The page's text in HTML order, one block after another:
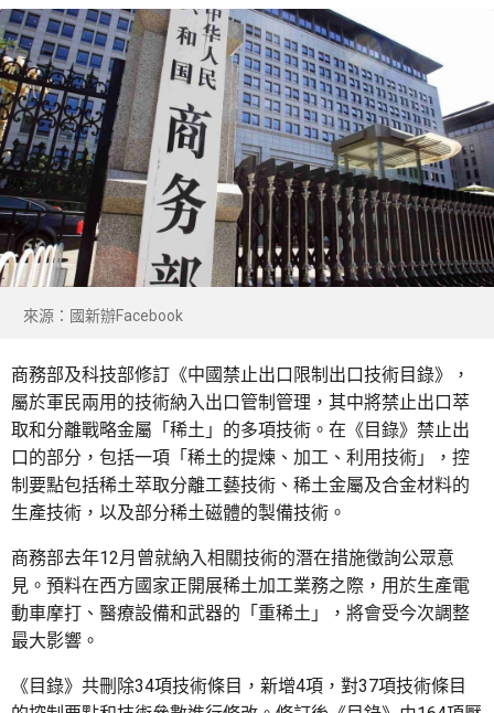
來源：國新辦Facebook
商務部及科技部修訂《中國禁止出口限制出口技術目錄》，
屬於軍民兩用的技術納入出口管制管理，其中將禁止出口萃
取和分離戰略金屬「稀土」的多項技術。在《目錄》禁止出
口的部分，包括一項「稀土的提煉、加工、利用技術」，控
制要點包括稀土萃取分離工藝技術、稀土金屬及合金材料的
生產技術，以及部分稀土磁體的製備技術。
商務部去年12月曾就納入相關技術的潛在措施徵詢公眾意
見。預料在西方國家正開展稀土加工業務之際，用於生產電
動車摩打、醫療設備和武器的「重稀土」，將會受今次調整
最大影響。
《目錄》共刪除34項技術條目，新增4項，對37項技術條目